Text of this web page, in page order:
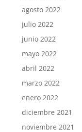
agosto 2022
julio 2022
junio 2022
mayo 2022
abril 2022
marzo 2022
enero 2022
diciembre 2021
noviembre 2021